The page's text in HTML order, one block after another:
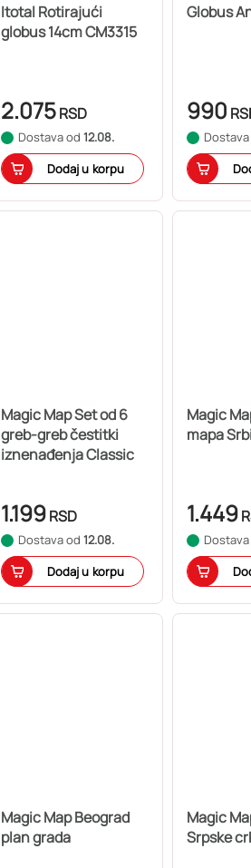
Itotal Rotirajući
globus 14cm CM3315
2.075RSD
Dostava od 12.08.
Dodaj u korpu
Globus
990
Magic Map Set od 6
greb-greb čestitki
iznenađenja Classic
1.199RSD
Dostava od 12.08.
Dodaj u korpu
Magic
mapa
1.449
Magic Map Beograd
plan grada
Magic
Srpske